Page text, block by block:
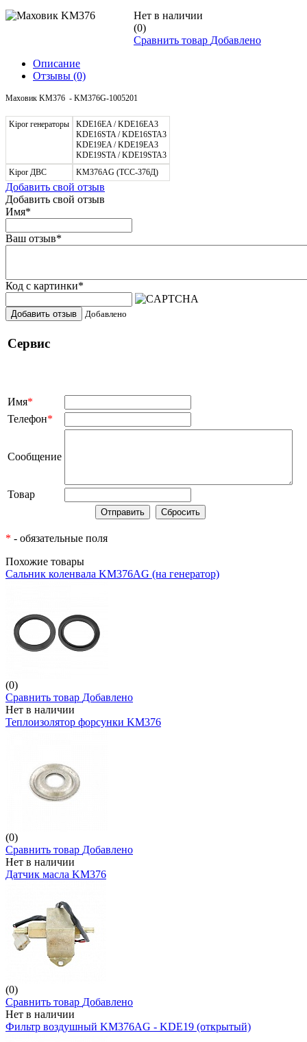
Нет в наличии
(0)
Сравнить товар Добавлено
Описание
Отзывы (0)
Маховик KM376 - KM376G-1005201
Kipor генераторы
KDE16EA / KDE16EA3
KDE16STA / KDE16STA3
KDE19EA / KDE19EA3
KDE19STA / KDE19STA3
Kipor ДВС
KM376AG (ТСС-376Д)
Добавить свой отзыв
Добавить свой отзыв
Имя*
Ваш отзыв*
Код с картинки*
Добавить отзыв Добавлено
Сервис
Имя*
Телефон*
Сообщение
Товар
* - обязательные поля
Похожие товары
Сальник коленвала KM376AG (на генератор)
(0)
Сравнить товар Добавлено
Нет в наличии
Теплоизолятор форсунки KM376
(0)
Сравнить товар Добавлено
Нет в наличии
Датчик масла KM376
(0)
Сравнить товар Добавлено
Нет в наличии
Фильтр воздушный KM376AG - KDE19 (открытый)